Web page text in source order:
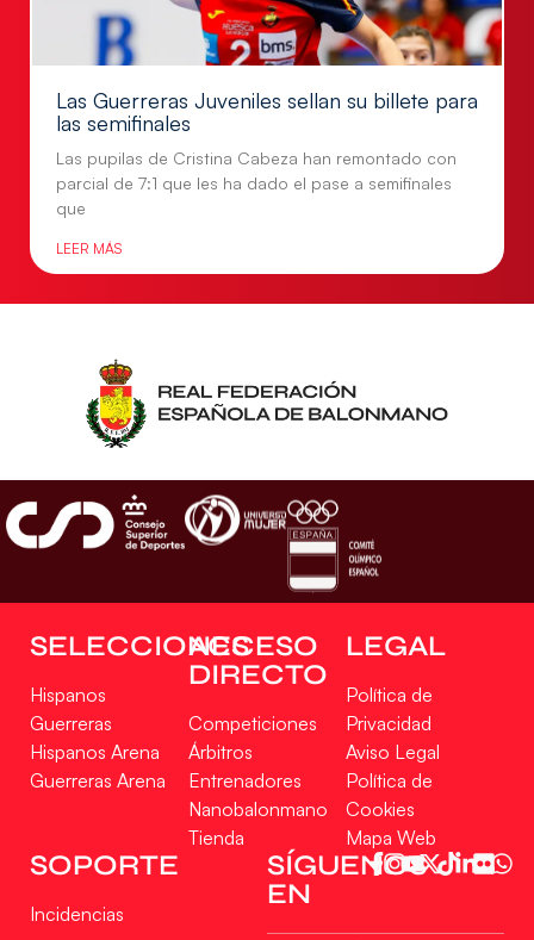
Las Guerreras Juveniles sellan su billete para
las semifinales
Las pupilas de Cristina Cabeza han remontado con
parcial de 7:1 que les ha dado el pase a semifinales
que
LEER MÁS
SELECCIONES
Hispanos
Guerreras
Hispanos Arena
Guerreras Arena
ACCESO
DIRECTO
Competiciones
Árbitros
Entrenadores
Nanobalonmano
Tienda
LEGAL
Política de
Privacidad
Aviso Legal
Política de
Cookies
Mapa Web
SOPORTE
Incidencias
SÍGUENOS
EN